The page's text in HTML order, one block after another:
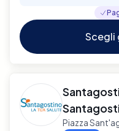
Scegli
Piazza